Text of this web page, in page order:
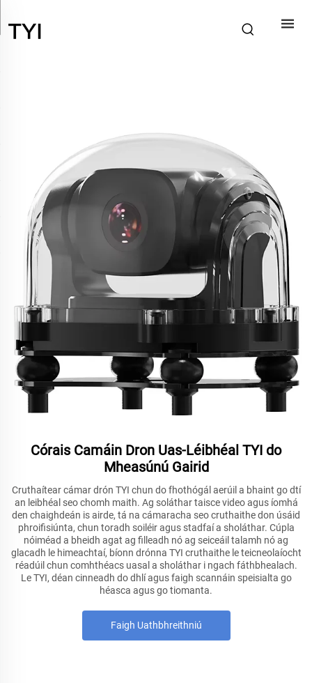
Córais Camáin Dron Uas-Léibhéal TYI do
Mheasúnú Gairid
Cruthaítear cámar drón TYI chun do fhothógál aerúil a bhaint go dtí
an leibhéal seo chomh maith. Ag soláthar taisce video agus íomhá
den chaighdeán is airde, tá na cámaracha seo cruthaithe don úsáid
phroifisiúnta, chun toradh soiléir agus stadfaí a sholáthar. Cúpla
nóiméad a bheidh agat ag filleadh nó ag seiceáil talamh nó ag
glacadh le himeachtaí, bíonn drónna TYI cruthaithe le teicneolaíocht
réadúil chun comhthéacs uasal a sholáthar i ngach fáthbhealach.
Le TYI, déan cinneadh do dhlí agus faigh scannáin speisialta go
héasca agus go tiomanta.
Faigh Uathbhreithniú